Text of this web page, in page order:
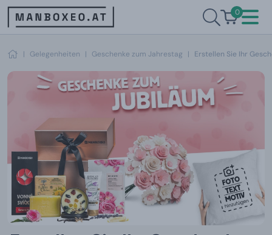
0
| Gelegenheiten | Geschenke zum Jahrestag | Erstellen Sie Ihr